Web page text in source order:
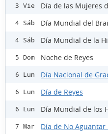
3 Vie Día de las Mujeres
4 Sáb Día Mundial del
4 Sáb Día Mundial de la
5 Dom Noche de Reyes
6 Lun Día Nacional de
6 Lun Día de Reyes
6 Lun Día Mundial de los
7 Mar Día de No Aguantar